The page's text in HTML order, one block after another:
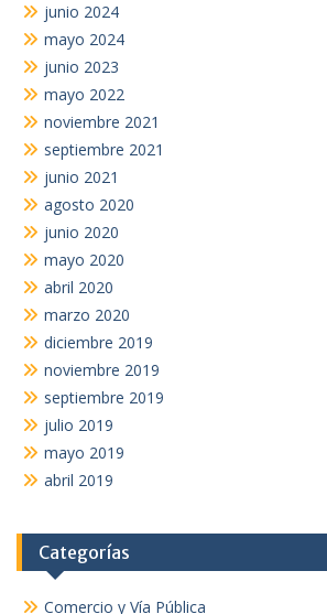
junio 2024
mayo 2024
junio 2023
mayo 2022
noviembre 2021
septiembre 2021
junio 2021
agosto 2020
junio 2020
mayo 2020
abril 2020
marzo 2020
diciembre 2019
noviembre 2019
septiembre 2019
julio 2019
mayo 2019
abril 2019
Categorías
Comercio y Vía Pública